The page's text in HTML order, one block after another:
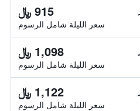
915 ﷼
سعر الليلة شامل الرسوم
1,098 ﷼
سعر الليلة شامل الرسوم
1,122 ﷼
سعر الليلة شامل الرسوم